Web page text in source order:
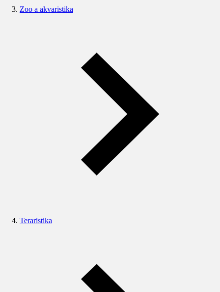
Zoo a akvaristika
Teraristika